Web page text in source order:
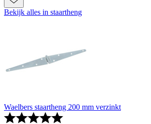
Bekijk alles in staartheng
Waelbers staartheng 200 mm verzinkt